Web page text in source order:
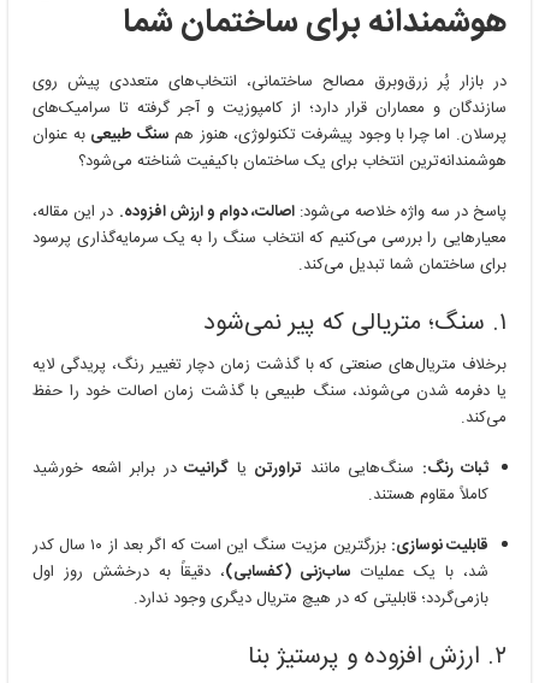
هوشمندانه برای ساختمان شما
در بازار پُر زرق‌وبرق مصالح ساختمانی، انتخاب‌های متعددی پیش روی
سازندگان و معماران قرار دارد؛ از کامپوزیت و آجر گرفته تا سرامیک‌های
پرسلان. اما چرا با وجود پیشرفت تکنولوژی، هنوز هم سنگ طبیعی به عنوان
هوشمندانه‌ترین انتخاب برای یک ساختمان باکیفیت شناخته می‌شود؟
پاسخ در سه واژه خلاصه می‌شود: اصالت، دوام و ارزش افزوده. در این مقاله،
معیارهایی را بررسی می‌کنیم که انتخاب سنگ را به یک سرمایه‌گذاری پرسود
برای ساختمان شما تبدیل می‌کند.
۱. سنگ؛ متریالی که پیر نمی‌شود
برخلاف متریال‌های صنعتی که با گذشت زمان دچار تغییر رنگ، پریدگی لایه
یا دفرمه شدن می‌شوند، سنگ طبیعی با گذشت زمان اصالت خود را حفظ
می‌کند.
ثبات رنگ: سنگ‌هایی مانند تراورتن یا گرانیتدر برابر اشعه خورشید
کاملاً مقاوم هستند.
قابلیت نوسازی:
بزرگترین مزیت سنگ این است که اگر بعد از ۱۰ سال کدر
شد، با یک عملیات ساب‌زنی (کفسابی)، دقیقاً به درخشش روز اول
بازمی‌گردد؛ قابلیتی که در هیچ متریال دیگری وجود ندارد.
۲. ارزش افزوده و پرستیژ بنا